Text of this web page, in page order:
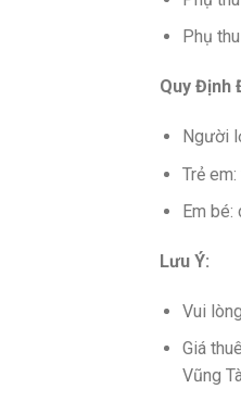
Phụ
Quy Định
Người
Trẻ
Em bé:
Lưu Ý:
Vui
Giá
Vũng